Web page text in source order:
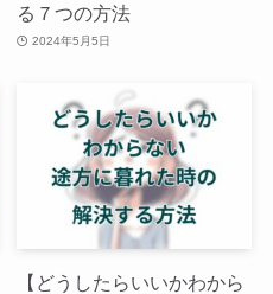
る７つの方法
2024年5月5日
【どうしたらいいかわから